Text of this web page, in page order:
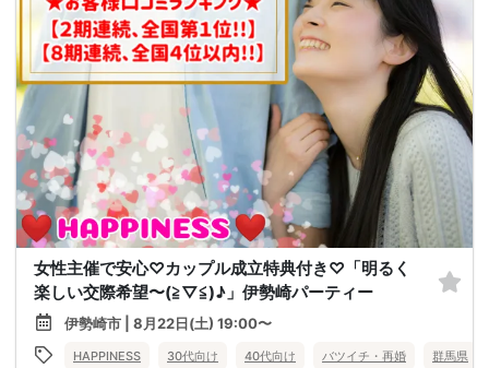
女性主催で安心♡カップル成立特典付き♡「明るく
楽しい交際希望〜(≧▽≦)♪」伊勢崎パーティー
伊勢崎市 | 8月22日(土) 19:00〜
HAPPINESS 30代向け 40代向け バツイチ・再婚 群馬県